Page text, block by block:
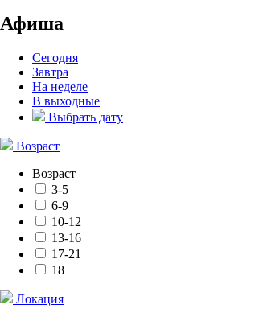
Афиша
Сегодня
Завтра
На неделе
В выходные
Выбрать дату
Возраст
Возраст
3-5
6-9
10-12
13-16
17-21
18+
Локация